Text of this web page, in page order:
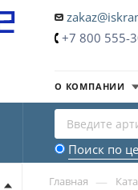
+7 800 555-
О КОМПАНИИ
Поиск по
Главная —